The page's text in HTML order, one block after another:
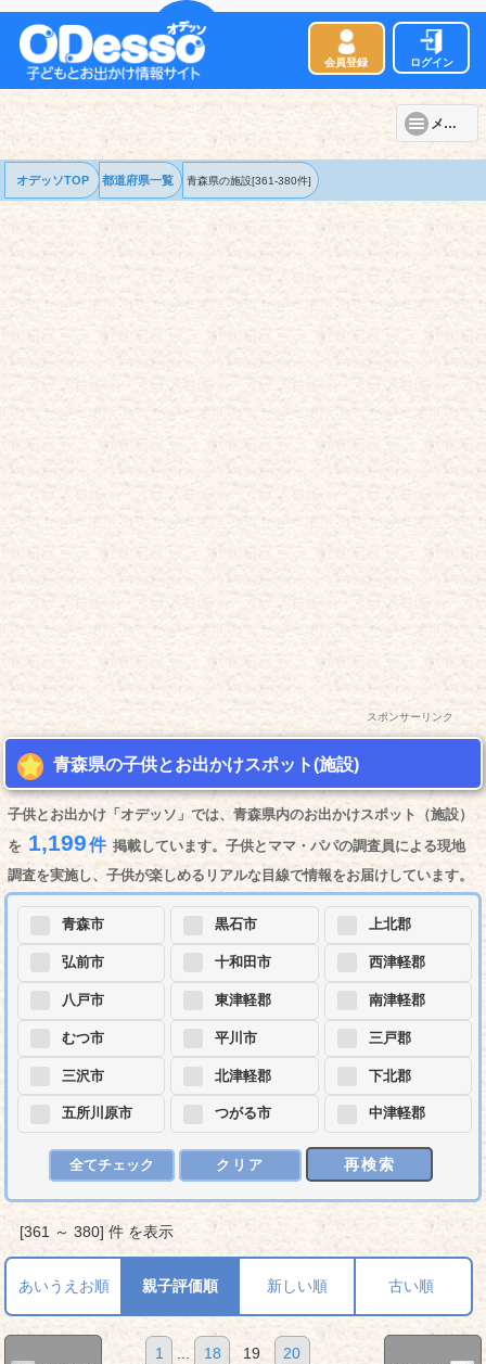
会員登録 ログイン
メニュー
オデッソTOP 都道府県一覧 青森県の施設[361-380件]
スポンサーリンク
青森県の子供とお出かけスポット(施設)
子供とお出かけ「オデッソ」では、青森県内のお出かけスポット（施設）
を 1,199件 掲載しています。子供とママ・パパの調査員による現地
調査を実施し、子供が楽しめるリアルな目線で情報をお届けしています。
青森市
弘前市
八戸市
むつ市
三沢市
五所川原市
黒石市
十和田市
東津軽郡
平川市
北津軽郡
つがる市
上北郡
西津軽郡
南津軽郡
三戸郡
下北郡
中津軽郡
全てチェック クリア 再検索
[361 ～ 380] 件 を表示
あいうえお順 親子評価順 新しい順 古い順
1 18 19 20